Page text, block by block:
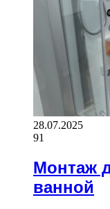
28.07.2025
91
Монтаж
ванной